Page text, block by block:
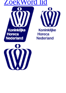
ZoekWord lid